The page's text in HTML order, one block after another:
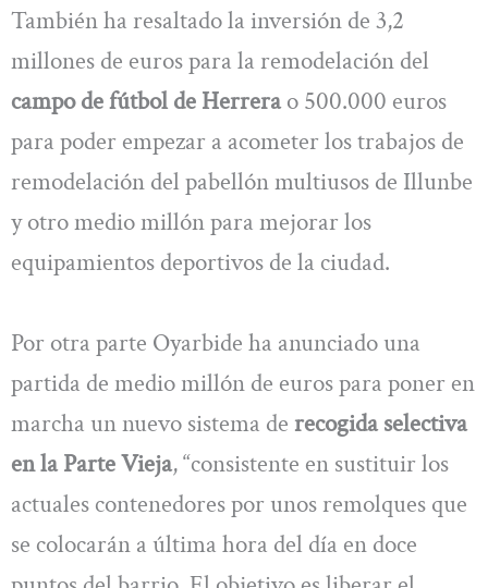
También ha resaltado la inversión de 3,2
millones de euros para la remodelación del
campo de fútbol de Herrerao 500.000 euros
para poder empezar a acometer los trabajos de
remodelación del pabellón multiusos de Illunbe
y otro medio millón para mejorar los
equipamientos deportivos de la ciudad.
Por otra parte Oyarbide ha anunciado una
partida de medio millón de euros para poner en
marcha un nuevo sistema de recogida selectiva
en la Parte Vieja, “consistente en sustituir los
actuales contenedores por unos remolques que
se colocarán a última hora del día en doce